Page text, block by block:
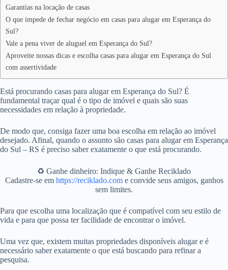
Garantias na locação de casas
O que impede de fechar negócio em casas para alugar em Esperança do
Sul?
Vale a pena viver de aluguel em Esperança do Sul?
Aproveite nossas dicas e escolha casas para alugar em Esperança do Sul
com assertividade
Está procurando casas para alugar em Esperança do Sul? É
fundamental traçar qual é o tipo de imóvel e quais são suas
necessidades em relação à propriedade.
De modo que, consiga fazer uma boa escolha em relação ao imóvel
desejado. Afinal, quando o assunto são casas para alugar em Esperança
do Sul – RS é preciso saber exatamente o que está procurando.
♻️ Ganhe dinheiro: Indique & Ganhe Reciklado
Cadastre-se em https://reciklado.come convide seus amigos, ganhos
sem limites.
Para que escolha uma localização que é compatível com seu estilo de
vida e para que possa ter facilidade de encontrar o imóvel.
Uma vez que, existem muitas propriedades disponíveis alugar e é
necessário saber exatamente o que está buscando para refinar a
pesquisa.